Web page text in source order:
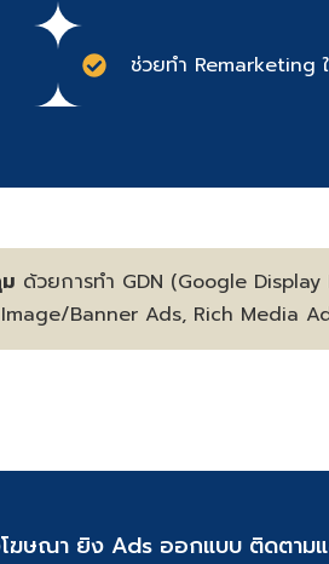
ช่วยทำ Remarketing
ด้วยการทำ GDN (Google
Banner Ads, Rich Media
ฆษณา ยิง Ads ออกแบบ ติดตามแ